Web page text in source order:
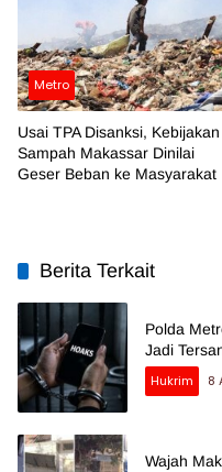
Metro
Usai TPA Disanksi, Kebijakan
Sampah Makassar Dinilai
Geser Beban ke Masyarakat
Berita Terkait
Polda
Jadi
Hukrim
8
Wajah